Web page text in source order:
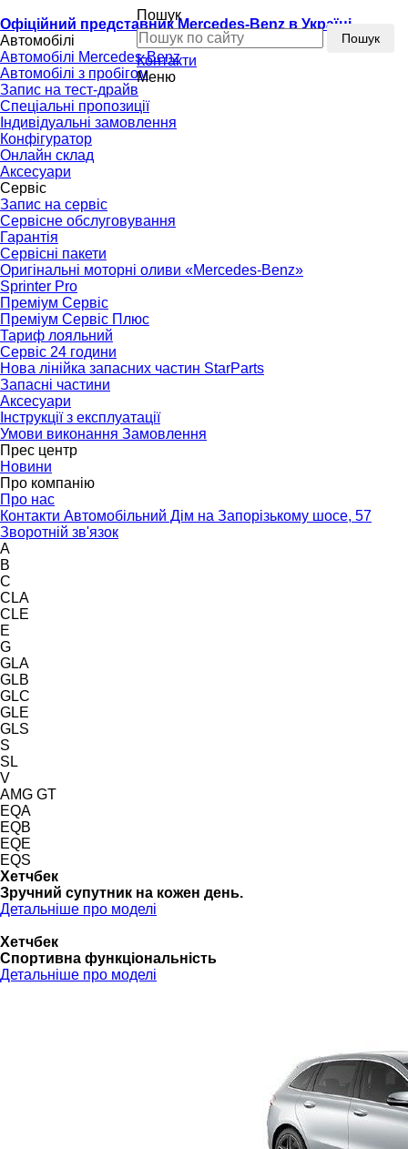
Офіційний представник Mercedes-Benz в Україні
Пошук
Пошук
Контакти
Меню
Автомобілі
Автомобілі Mercedes-Benz
Автомобілі з пробігом
Запис на тест-драйв
Спеціальні пропозиції
Індивідуальні замовлення
Конфігуратор
Онлайн склад
Аксесуари
Сервіс
Запис на сервіс
Сервісне обслуговування
Гарантія
Сервісні пакети
Оригінальні моторні оливи «Mercedes-Benz»
Sprinter Pro
Преміум Сервіс
Преміум Сервіс Плюс
Тариф лояльний
Сервіс 24 години
Нова лінійка запасних частин StarParts
Запасні частини
Аксесуари
Інструкції з експлуатації
Умови виконання Замовлення
Прес центр
Новини
Про компанію
Про нас
Контакти Автомобільний Дім на Запорізькому шосе, 57
Зворотній зв'язок
A
B
C
CLA
CLE
E
G
GLA
GLB
GLC
GLE
GLS
S
SL
V
AMG GT
EQA
EQB
EQE
EQS
Хетчбек
Зручний супутник на кожен день.
Детальніше про моделі
Хетчбек
Спортивна функціональність
Детальніше про моделі